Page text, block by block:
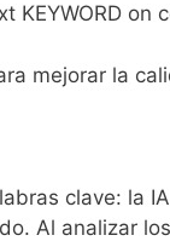
mejorar la
clave: la
Al analizar